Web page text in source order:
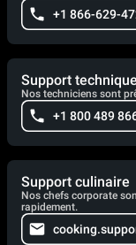
+1 866-629-
Support technique
Nos techniciens sont
+1 800 489
Support culinaire
Nos chefs corporate
rapidement.